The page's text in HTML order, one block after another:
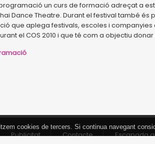
un curs de formació adreçat a
Dance Theatre. Durant el festival també és
que aplega festivals, escoles i
el COS 2010 i que té com a objectiu
Publicitat Contacte Escapada
cookies de tercers. Si continua navegant
Tancar